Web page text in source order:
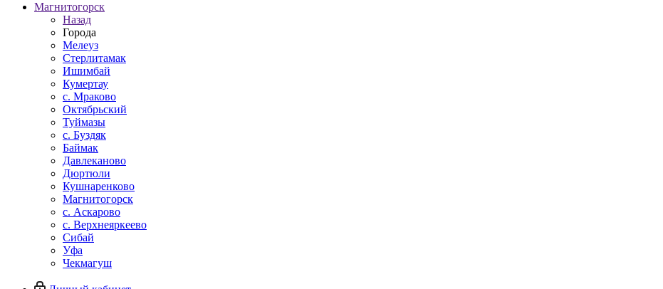
Магнитогорск
Назад
Города
Мелеуз
Стерлитамак
Ишимбай
Кумертау
c. Мраково
Октябрьский
Туймазы
c. Буздяк
Баймак
Давлеканово
Дюртюли
Кушнаренково
Магнитогорск
с. Аскарово
с. Верхнеяркеево
Сибай
Уфа
Чекмагуш